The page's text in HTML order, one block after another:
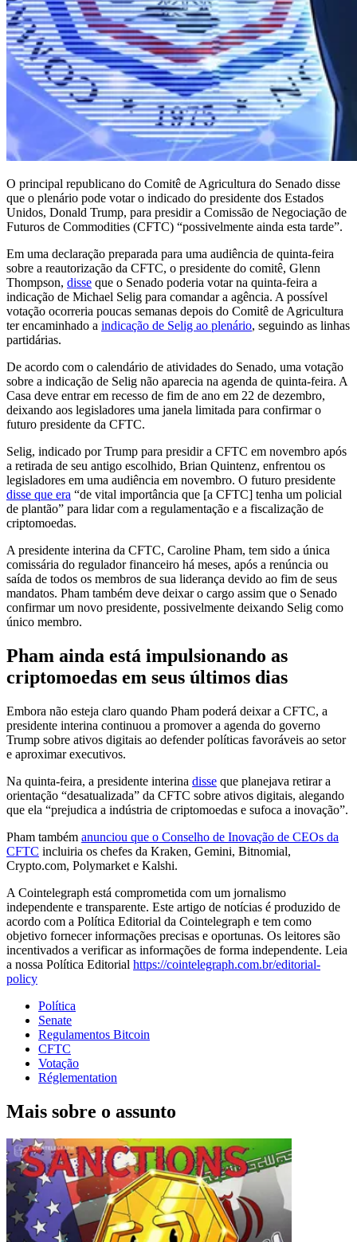
O principal republicano do Comitê de Agricultura do Senado disse
que o plenário pode votar o indicado do presidente dos Estados
Unidos, Donald Trump, para presidir a Comissão de Negociação de
Futuros de Commodities (CFTC) “possivelmente ainda esta tarde”.
Em uma declaração preparada para uma audiência de quinta-feira
sobre a reautorização da CFTC, o presidente do comitê, Glenn
Thompson, disse que o Senado poderia votar na quinta-feira a
indicação de Michael Selig para comandar a agência. A possível
votação ocorreria poucas semanas depois do Comitê de Agricultura
ter encaminhado a indicação de Selig ao plenário, seguindo as linhas
partidárias.
De acordo com o calendário de atividades do Senado, uma votação
sobre a indicação de Selig não aparecia na agenda de quinta-feira. A
Casa deve entrar em recesso de fim de ano em 22 de dezembro,
deixando aos legisladores uma janela limitada para confirmar o
futuro presidente da CFTC.
Selig, indicado por Trump para presidir a CFTC em novembro após
a retirada de seu antigo escolhido, Brian Quintenz, enfrentou os
legisladores em uma audiência em novembro. O futuro presidente
disse que era “de vital importância que [a CFTC] tenha um policial
de plantão” para lidar com a regulamentação e a fiscalização de
criptomoedas.
A presidente interina da CFTC, Caroline Pham, tem sido a única
comissária do regulador financeiro há meses, após a renúncia ou
saída de todos os membros de sua liderança devido ao fim de seus
mandatos. Pham também deve deixar o cargo assim que o Senado
confirmar um novo presidente, possivelmente deixando Selig como
único membro.
Pham ainda está impulsionando as
criptomoedas em seus últimos dias
Embora não esteja claro quando Pham poderá deixar a CFTC, a
presidente interina continuou a promover a agenda do governo
Trump sobre ativos digitais ao defender políticas favoráveis ao setor
e aproximar executivos.
Na quinta-feira, a presidente interina disse que planejava retirar a
orientação “desatualizada” da CFTC sobre ativos digitais, alegando
que ela “prejudica a indústria de criptomoedas e sufoca a inovação”.
Pham também anunciou que o Conselho de Inovação de CEOs da
CFTC incluiria os chefes da Kraken, Gemini, Bitnomial,
Crypto.com, Polymarket e Kalshi.
A Cointelegraph está comprometida com um jornalismo
independente e transparente. Este artigo de notícias é produzido de
acordo com a Política Editorial da Cointelegraph e tem como
objetivo fornecer informações precisas e oportunas. Os leitores são
incentivados a verificar as informações de forma independente. Leia
a nossa Política Editorial https://cointelegraph.com.br/editorial-
policy
Política
Senate
Regulamentos Bitcoin
CFTC
Votação
Réglementation
Mais sobre o assunto